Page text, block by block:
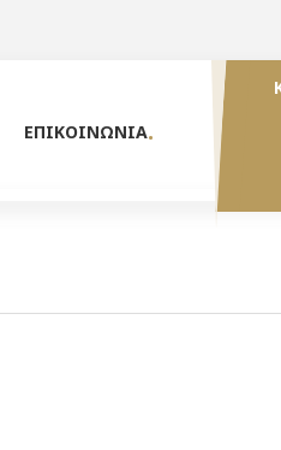
ΕΠΙΚΟΙΝΩΝΙΑ